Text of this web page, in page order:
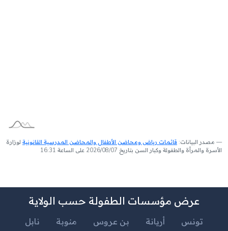
مصدر البيانات: قائمات رياض ومحاضن الأطفال والمحاضن المدرسية القانونية لوزارة
الأسرة والمرأة والطفولة وكبار السن بتاريخ 2026/08/07 على الساعة 16:31
عرض مؤسسات الطفولة حسب الولاية
تونس أريانة بن عروس منوبة
نابل